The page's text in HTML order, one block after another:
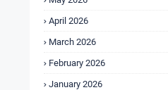
April 2026
March 2026
February 2026
January 2026